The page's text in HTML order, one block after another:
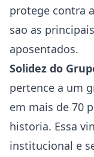
protege contra
sao as
aposentados.
Solidez do
pertence a um
em mais de 70
historia. Essa
institucional e